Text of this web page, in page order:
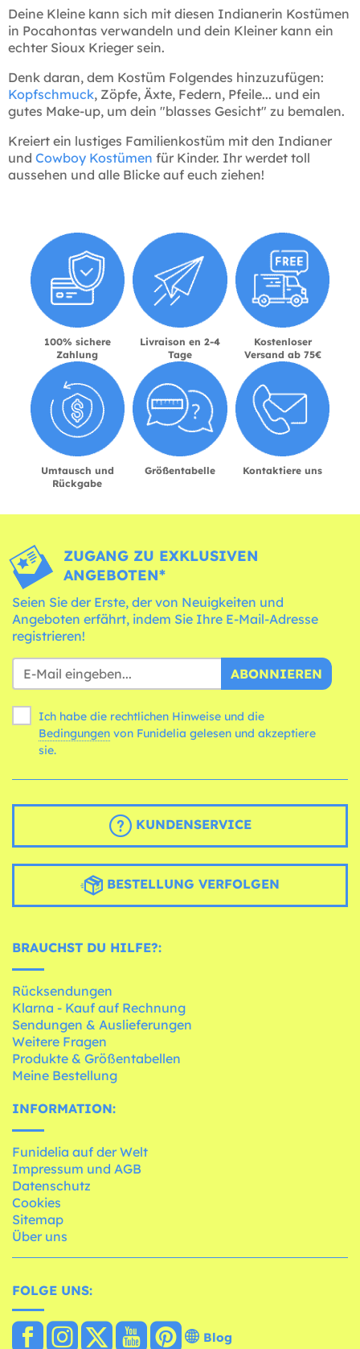
Deine Kleine kann sich mit diesen Indianerin Kostümen
in Pocahontas verwandeln und dein Kleiner kann ein
echter Sioux Krieger sein.
Denk daran, dem Kostüm Folgendes hinzuzufügen:
Kopfschmuck, Zöpfe, Äxte, Federn, Pfeile... und ein
gutes Make-up, um dein "blasses Gesicht" zu bemalen.
Kreiert ein lustiges Familienkostüm mit den Indianer
und Cowboy Kostümen für Kinder. Ihr werdet toll
aussehen und alle Blicke auf euch ziehen!
100% sichere
Zahlung
Livraison en 2-4
Tage
Kostenloser
Versand ab 75€
Umtausch und
Rückgabe
Größentabelle Kontaktiere uns
ZUGANG ZU EXKLUSIVEN
ANGEBOTEN*
Seien Sie der Erste, der von Neuigkeiten und
Angeboten erfährt, indem Sie Ihre E-Mail-Adresse
registrieren!
ABONNIEREN
Ich habe die rechtlichen Hinweise und die
Bedingungen
sie.
KUNDENSERVICE
BESTELLUNG VERFOLGEN
BRAUCHST DU HILFE?:
Rücksendungen
Klarna - Kauf auf Rechnung
Sendungen & Auslieferungen
Weitere Fragen
Produkte & Größentabellen
Meine Bestellung
INFORMATION:
Funidelia auf der Welt
Impressum und AGB
Datenschutz
Cookies
Sitemap
Über uns
FOLGE UNS:
Blog